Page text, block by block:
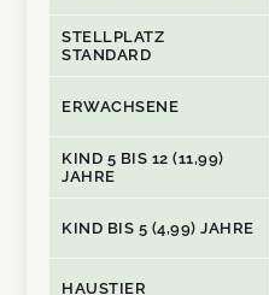
STELLPLATZ
STANDARD
ERWACHSENE
KIND 5 BIS 12 (11,99)
JAHRE
KIND BIS 5 (4,99) JAHRE
HAUSTIER